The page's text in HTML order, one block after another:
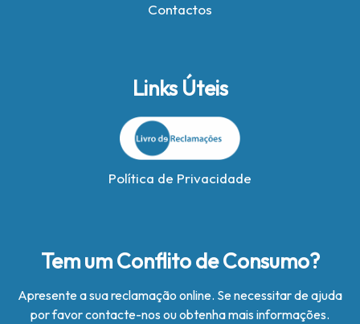
Contactos
Links Úteis
Política de Privacidade
Tem um Conflito de Consumo?
Apresente a sua reclamação online. Se necessitar de ajuda
por favor contacte-nos ou obtenha mais informações.